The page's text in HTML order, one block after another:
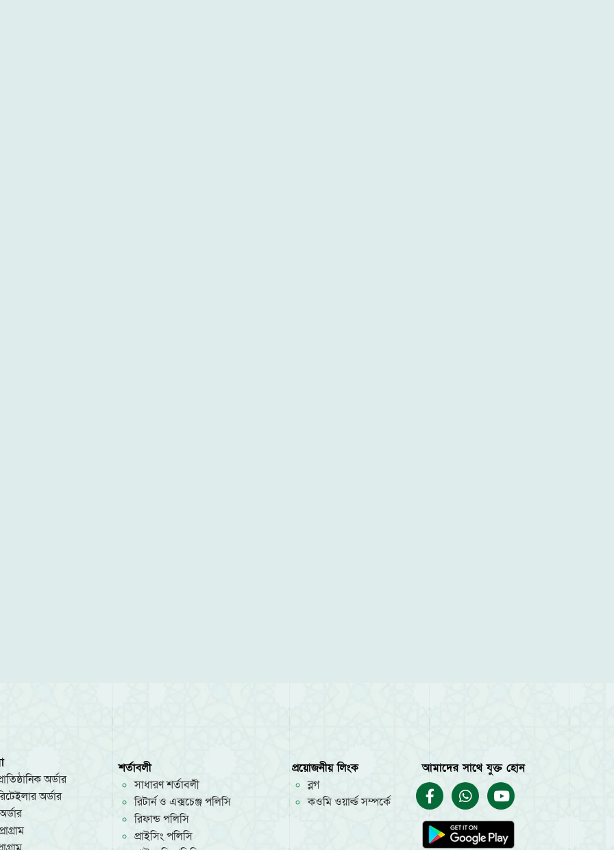
অর্ডার
অর্ডার
শর্তাবলী
সাধারণ শর্তাবলী
রিটার্ন ও এক্সচেঞ্জ পলিসি
রিফান্ড পলিসি
প্রাইসিং পলিসি
প্রয়োজনীয় লিংক
ব্লগ
কওমি ওয়ার্ল্ড সম্পর্কে
আমাদের সাথে যুক্ত হোন